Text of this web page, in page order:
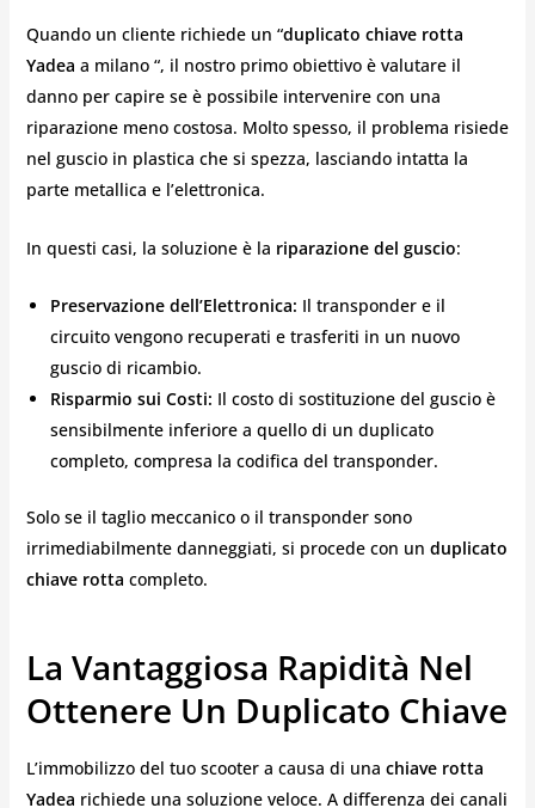
Quando un cliente richiede un “duplicato chiave rotta
Yadea a milano “, il nostro primo obiettivo è valutare il
danno per capire se è possibile intervenire con una
riparazione meno costosa. Molto spesso, il problema risiede
nel guscio in plastica che si spezza, lasciando intatta la
parte metallica e l’elettronica.
In questi casi, la soluzione è la riparazione del guscio:
Preservazione dell’Elettronica: Il transponder e il
circuito vengono recuperati e trasferiti in un nuovo
guscio di ricambio.
Risparmio sui Costi: Il costo di sostituzione del guscio è
sensibilmente inferiore a quello di un duplicato
completo, compresa la codifica del transponder.
Solo se il taglio meccanico o il transponder sono
irrimediabilmente danneggiati, si procede con un duplicato
chiave rotta completo.
La Vantaggiosa Rapidità Nel
Ottenere Un Duplicato Chiave
L’immobilizzo del tuo scooter a causa di una chiave rotta
Yadea richiede una soluzione veloce. A differenza dei canali